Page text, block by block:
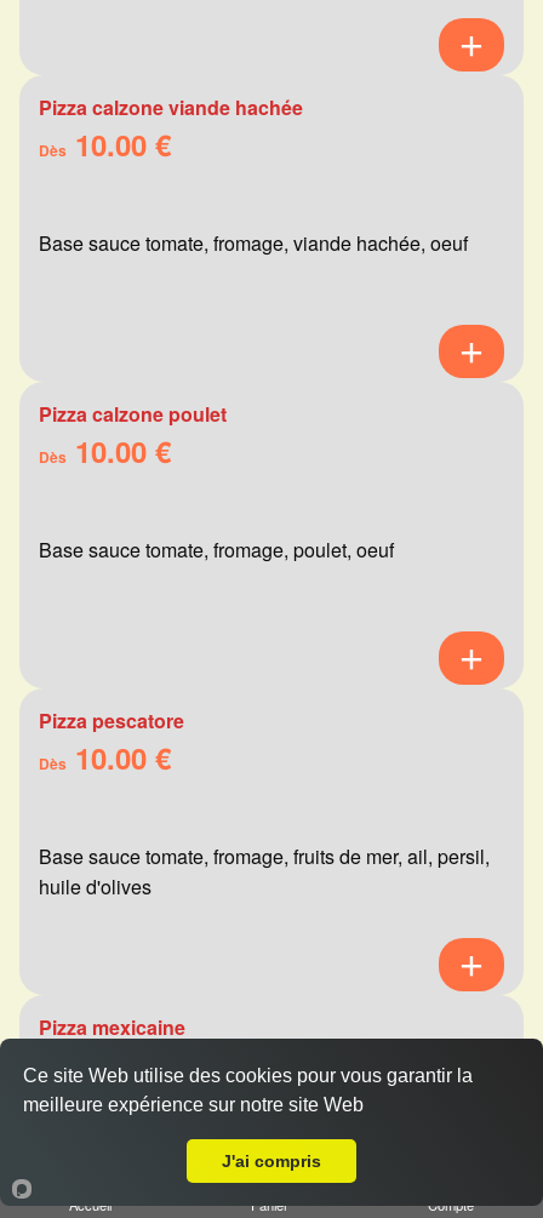
Pizza calzone viande hachée
Dès 10.00 €
Base sauce tomate, fromage, viande hachée, oeuf
Pizza calzone poulet
Dès 10.00 €
Base sauce tomate, fromage, poulet, oeuf
Pizza pescatore
Dès 10.00 €
Base sauce tomate, fromage, fruits de mer, ail, persil,
huile d'olives
Pizza mexicaine
Dès10.00 €
Base sauce tomate, fromage, viande hachée,
Accueil Panier Compte
Ce site Web utilise des cookies pour vous garantir la
meilleure expérience sur notre site Web
J'ai compris